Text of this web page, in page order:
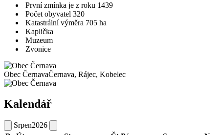
První zmínka je z roku 1439
Počet obyvatel 320
Katastrální výměra 705 ha
Kaplička
Muzeum
Zvonice
Obec ČernavaČernava, Rájec, Kobelec
Kalendář
Srpen2026